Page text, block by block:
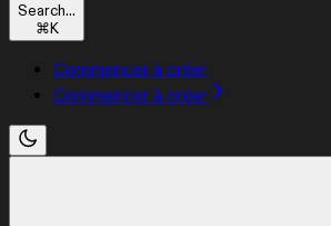
Search...
⌘K
Commencer à créer
Commencer à créer